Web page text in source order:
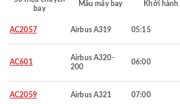
bay
Mẫu máy bay Khởi hành
AC2057 Airbus A319 05:15
AC601
Airbus A320-
200
06:00
AC2059 Airbus A321 07:00